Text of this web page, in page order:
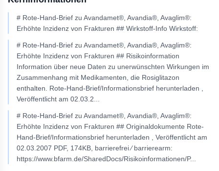
# Rote-Hand-Brief zu Avandamet®, Avandia®, Avaglim®:
Erhöhte Inzidenz von Frakturen ## Wirkstoff-Info Wirkstoff:
# Rote-Hand-Brief zu Avandamet®, Avandia®, Avaglim®:
Erhöhte Inzidenz von Frakturen ## Risikoinformation
Information über neue Daten zu unerwünschten Wirkungen im
Zusammenhang mit Medikamenten, die Rosiglitazon
enthalten. Rote-Hand-Brief/Informationsbrief herunterladen ,
Veröffentlicht am 02.03.2
# Rote-Hand-Brief zu Avandamet®, Avandia®, Avaglim®:
Erhöhte Inzidenz von Frakturen ## Originaldokumente Rote-
Hand-Brief/Informationsbrief herunterladen , Veröffentlicht am
02.03.2007 PDF, 174KB, barrierefrei ⁄ barrierearm:
https://www.bfarm.de/SharedDocs/Risikoinformationen/P...